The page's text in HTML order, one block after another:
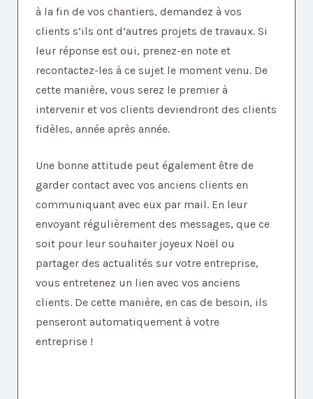
à la fin de vos chantiers, demandez à vos
clients s’ils ont d’autres projets de travaux. Si
leur réponse est oui, prenez-en note et
recontactez-les à ce sujet le moment venu. De
cette manière, vous serez le premier à
intervenir et vos clients deviendront des clients
fidèles, année après année.
Une bonne attitude peut également être de
garder contact avec vos anciens clients en
communiquant avec eux par mail. En leur
envoyant régulièrement des messages, que ce
soit pour leur souhaiter joyeux Noël ou
partager des actualités sur votre entreprise,
vous entretenez un lien avec vos anciens
clients. De cette manière, en cas de besoin, ils
penseront automatiquement à votre
entreprise !